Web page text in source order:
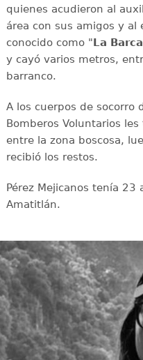
quienes acudieron al
área con sus amigos y al
conocido como " La Barca
y cayó varios metros,
barranco.
A los cuerpos de socorro
Bomberos Voluntarios
entre la zona boscosa,
recibió los restos.
Pérez Mejicanos tenía 23
Amatitlán.